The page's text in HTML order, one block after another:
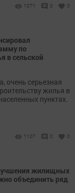
1071 0 0
по
в сельской
очень серьезная
жилья в
пунктах.
1107 0 0
жилищных
объединить ряд